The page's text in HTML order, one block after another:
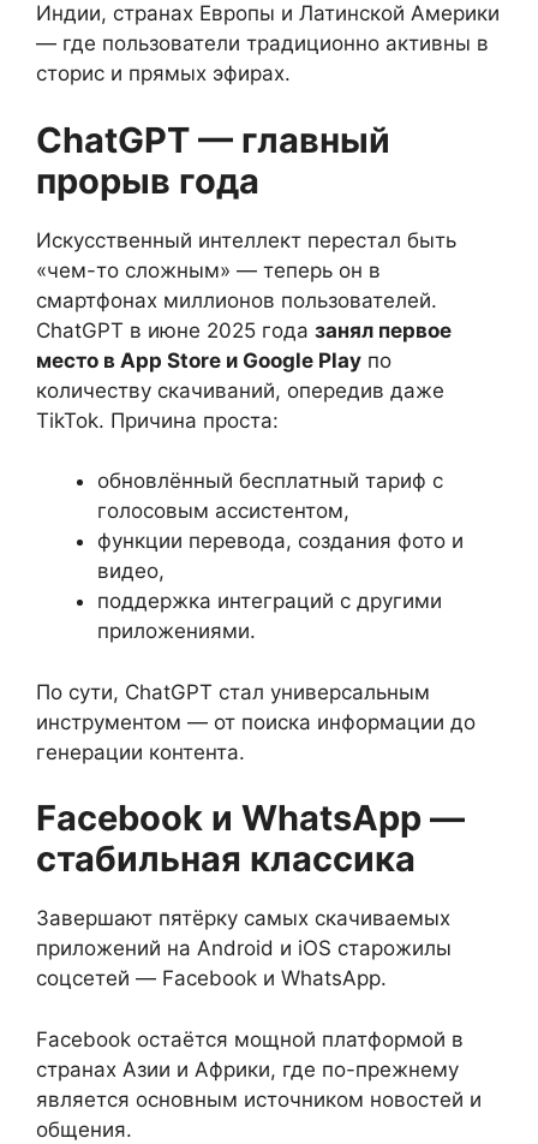
Индии, странах Европы и Латинской Америки
— где пользователи традиционно активны в
сторис и прямых эфирах.
ChatGPT — главный
прорыв года
Искусственный интеллект перестал быть
«чем-то сложным» — теперь он в
смартфонах миллионов пользователей.
ChatGPT в июне 2025 года занял первое
место в App Store и Google Play по
количеству скачиваний, опередив даже
TikTok. Причина проста:
обновлённый бесплатный тариф с
голосовым ассистентом,
функции перевода, создания фото и
видео,
поддержка интеграций с другими
приложениями.
По сути, ChatGPT стал универсальным
инструментом — от поиска информации до
генерации контента.
Facebook и WhatsApp —
стабильная классика
Завершают пятёрку самых скачиваемых
приложений на Android и iOS старожилы
соцсетей — Facebook и WhatsApp.
Facebook остаётся мощной платформой в
странах Азии и Африки, где по-прежнему
является основным источником новостей и
общения.